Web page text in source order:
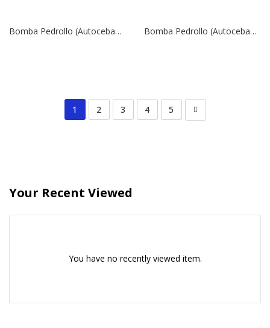
Bomba Pedrollo (Autocebante), Modelo PKSm70 | 1″ x 1″ | 0,85 HP | 5,2 Amp | 220 V Bomba Pedrollo (Autocebante), Modelo PKSm65 | 1″ x 1″ | 0,7 HP | 3,7 Amp | 220 V
1 2 3 4 5
Your Recent Viewed
You have no recently viewed item.